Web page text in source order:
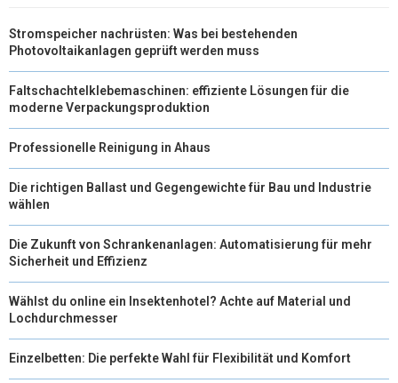
Stromspeicher nachrüsten: Was bei bestehenden
Photovoltaikanlagen geprüft werden muss
Faltschachtelklebemaschinen: effiziente Lösungen für die
moderne Verpackungsproduktion
Professionelle Reinigung in Ahaus
Die richtigen Ballast und Gegengewichte für Bau und Industrie
wählen
Die Zukunft von Schrankenanlagen: Automatisierung für mehr
Sicherheit und Effizienz
Wählst du online ein Insektenhotel? Achte auf Material und
Lochdurchmesser
Einzelbetten: Die perfekte Wahl für Flexibilität und Komfort